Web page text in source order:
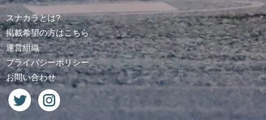
スナカラとは?
掲載希望の方はこちら
運営組織
プライバシーポリシー
お問い合わせ